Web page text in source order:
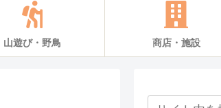
山遊び・野鳥 商店・施設